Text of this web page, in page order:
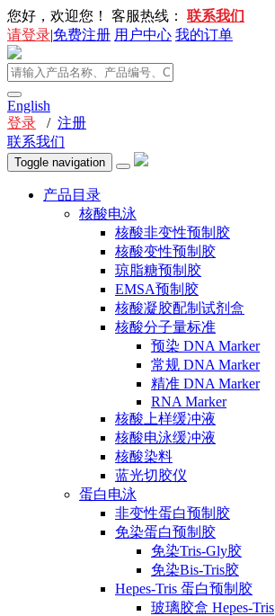
您好，欢迎您！ 客服热线： 联系我们
请登录|免费注册 用户中心 我的订单
English
登录 / 注册
联系我们
Toggle navigation
产品目录
核酸电泳
核酸非变性预制胶
核酸变性预制胶
琼脂糖预制胶
EMSA预制胶
核酸凝胶配制试剂盒
核酸分子量标准
预染 DNA Marker
常规 DNA Marker
精准 DNA Marker
RNA Marker
核酸上样缓冲液
核酸电泳缓冲液
核酸染料
蓝光切胶仪
蛋白电泳
非变性蛋白预制胶
免染蛋白预制胶
免染Tris-Gly胶
免染Bis-Tris胶
Hepes-Tris 蛋白预制胶
玻璃胶盒 Hepes-Tris